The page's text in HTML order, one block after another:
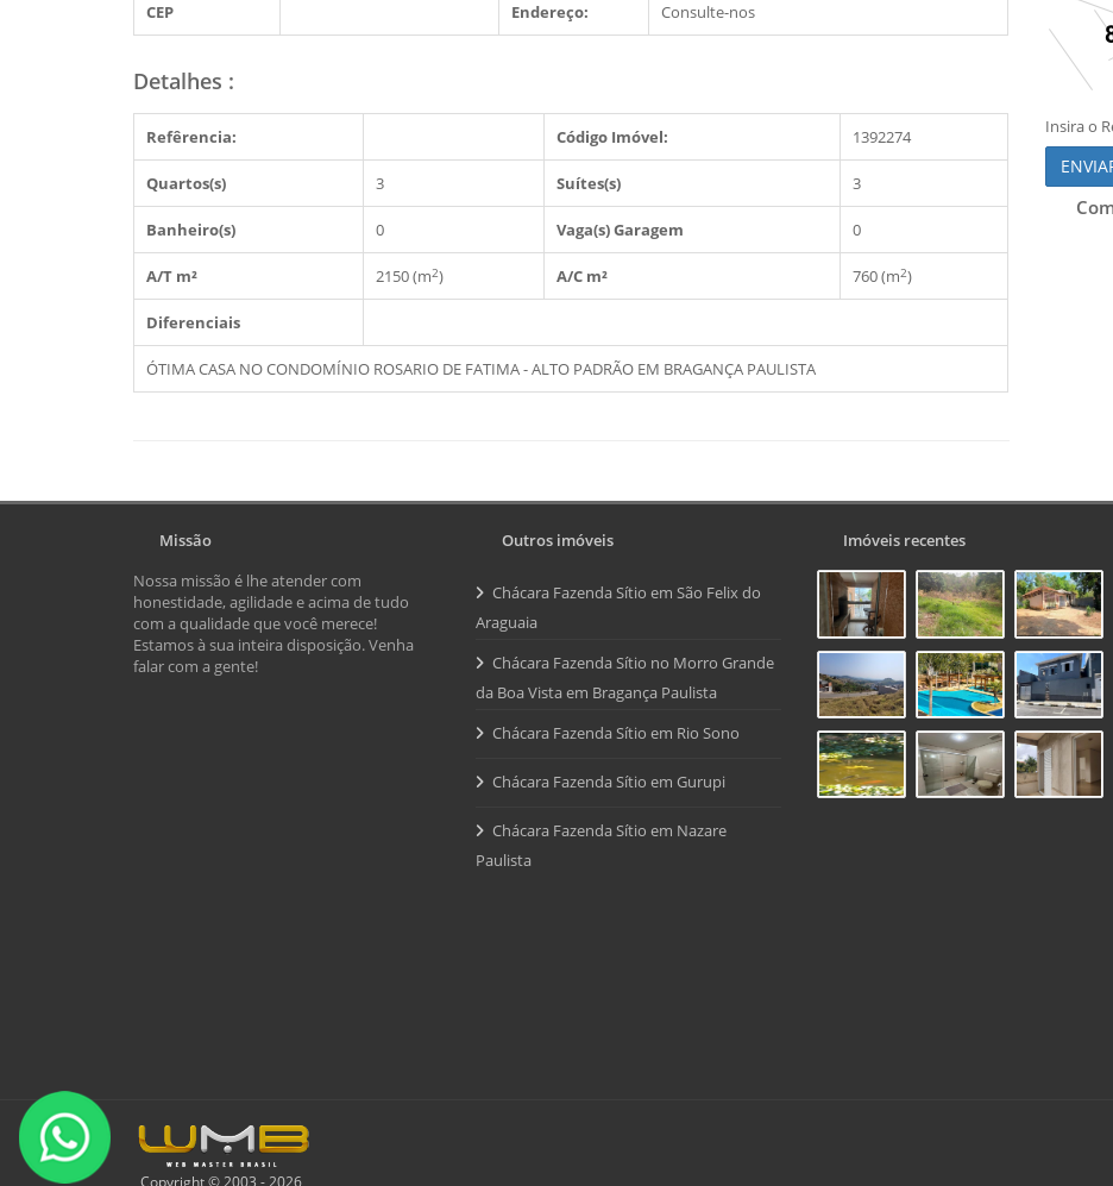
CEP Endereço: Consulte-nos
Detalhes :
Refêrencia: Código Imóvel: 1392274
Quartos(s) 3 Suítes(s) 3
Banheiro(s) 0 Vaga(s) Garagem 0
A/T m² 2150 (m2) A/C m² 760 (m2)
Diferenciais
ÓTIMA CASA NO CONDOMÍNIO ROSARIO DE FATIMA - ALTO PADRÃO EM BRAGANÇA PAULISTA
Insira o
Missão
Nossa missão é lhe atender com
honestidade, agilidade e acima de tudo
com a qualidade que você merece!
Estamos à sua inteira disposição. Venha
falar com a gente!
Outros imóveis
Chácara Fazenda Sítio em São Felix do
Araguaia
Chácara Fazenda Sítio no Morro Grande
da Boa Vista em Bragança Paulista
Chácara Fazenda Sítio em Rio Sono
Chácara Fazenda Sítio em Gurupi
Chácara Fazenda Sítio em Nazare
Paulista
Imóveis recentes